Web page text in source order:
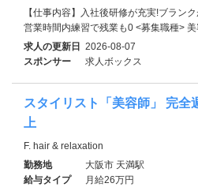
【仕事内容】入社後研修が充実!ブラン
営業時間内練習で残業も0 <募集職種> 美
求人の更新日 2026-08-07
スポンサー
求人ボックス
スタイリスト「美容師」 完全
上
F. hair & relaxation
勤務地
大阪市 天満駅
給与タイプ
月給26万円